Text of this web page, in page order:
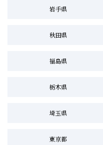
岩手県
秋田県
福島県
栃木県
埼玉県
東京都